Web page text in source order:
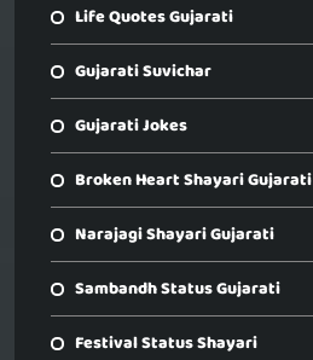
Life Quotes Gujarati
Gujarati Suvichar
Gujarati Jokes
Broken Heart Shayari Gujarati
Narajagi Shayari Gujarati
Sambandh Status Gujarati
Festival Status Shayari